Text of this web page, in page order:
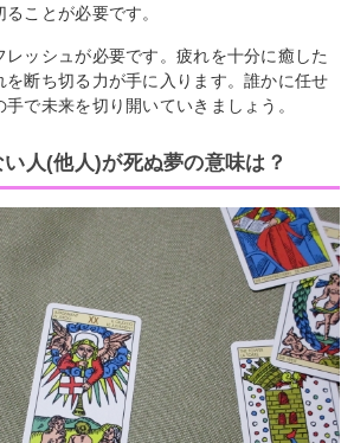
ことが必要です。
ッシュが必要です。疲れを十分に癒した
断ち切る力が手に入ります。誰かに任せ
で未来を切り開いていきましょう。
い人(他人)が死ぬ夢の意味は？